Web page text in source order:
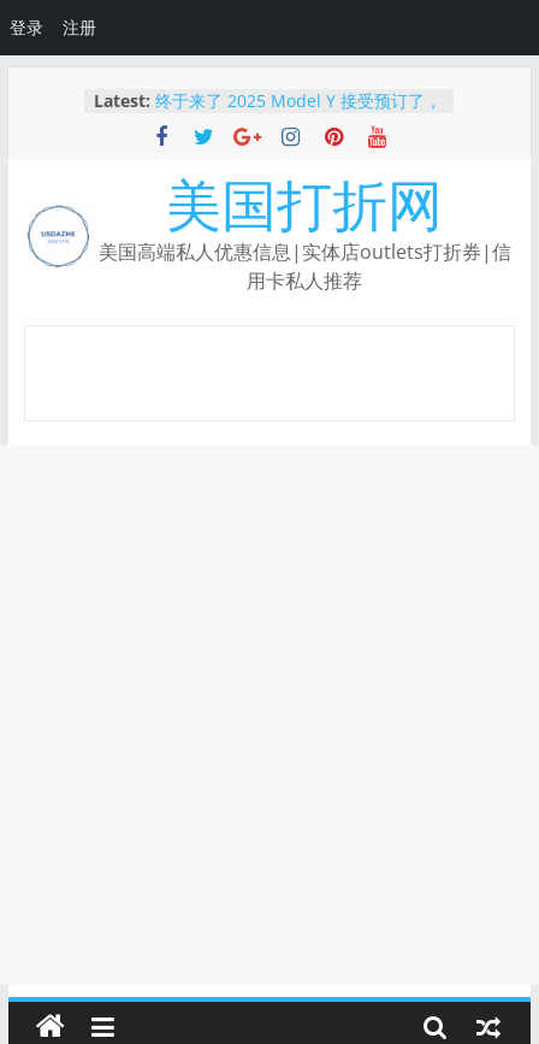
登录 注册
Latest: 终于来了 2025 Model Y 接受预订了，
Tesla最高减$2000刀
2025 最新｜如何免费体验 Tesla 自动
驾驶？使用推荐链接还能领额外优惠！
【限时BUG价】Ulta下单还能叠加
Rakuten返现，新人领$50！
Capital One Shopping：根据你的购
物习惯量身定制的返利神器
【重磅新品】Robinhood Gold 信用
美国打折网
美国高端私人优惠信息|实体店outlets打折券|信
用卡私人推荐